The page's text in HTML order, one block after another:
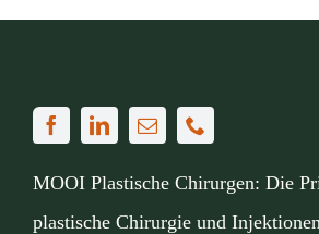
MOOI Plastische Chirurgen: Die
plastische Chirurgie und